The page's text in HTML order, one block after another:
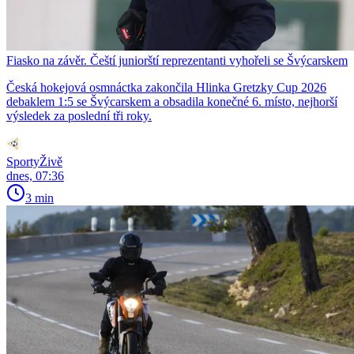
Fiasko na závěr. Čeští juniorští reprezentanti vyhořeli se Švýcarskem
Česká hokejová osmnáctka zakončila Hlinka Gretzky Cup 2026
debaklem 1:5 se Švýcarskem a obsadila konečné 6. místo, nejhorší
výsledek za poslední tři roky.
SportyŽivě
dnes, 07:36
3 min